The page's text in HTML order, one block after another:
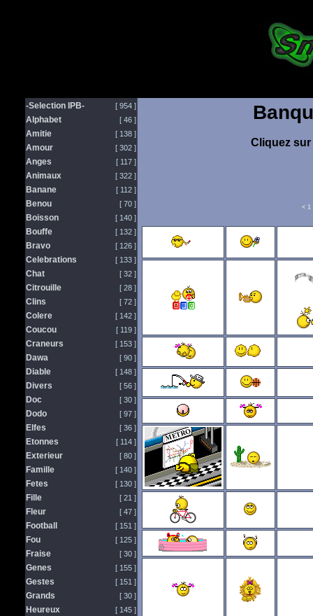
Cliquez
< 1
-Selection IPB- [ 954 ]
Alphabet [ 46 ]
Amitie [ 138 ]
Amour [ 302 ]
Anges [ 117 ]
Animaux [ 322 ]
Banane [ 112 ]
Benou [ 70 ]
Boisson [ 140 ]
Bouffe [ 132 ]
Bravo [ 126 ]
Celebrations [ 133 ]
Chat [ 32 ]
Citrouille [ 28 ]
Clins [ 72 ]
Colere [ 142 ]
Coucou [ 119 ]
Craneurs [ 153 ]
Dawa [ 90 ]
Diable [ 148 ]
Divers [ 56 ]
Doc [ 30 ]
Dodo [ 97 ]
Elfes [ 36 ]
Etonnes [ 114 ]
Exterieur [ 80 ]
Famille [ 140 ]
Fetes [ 130 ]
Fille [ 21 ]
Fleur [ 47 ]
Football [ 151 ]
Fou [ 125 ]
Fraise [ 30 ]
Genes [ 155 ]
Gestes [ 151 ]
Grands [ 30 ]
Heureux [ 145 ]